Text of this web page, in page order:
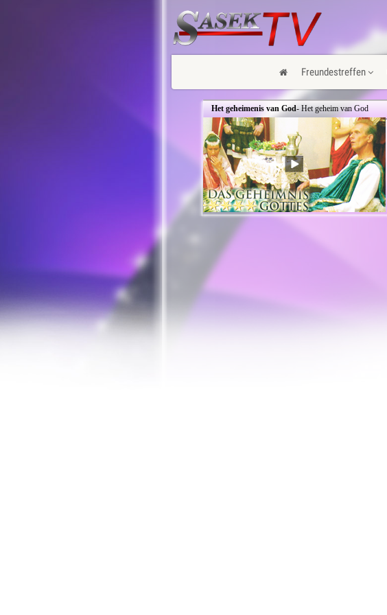
Freundestreffen
Het geheimenis van God- Het geheim van God